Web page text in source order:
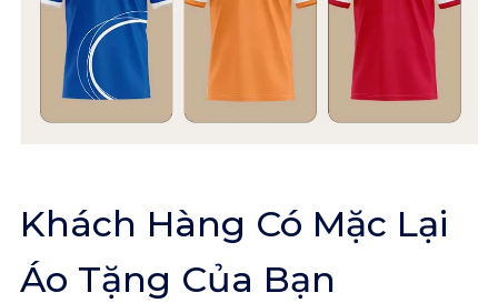
Khách Hàng Có Mặc Lại
Áo Tặng Của Bạn